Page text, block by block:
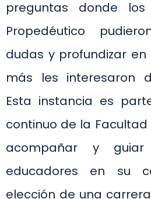
preguntas donde
Propedéutico
dudas y profundizar
más les interesaron
Esta instancia es
continuo de la
acompañar y
educadores en su
elección de una